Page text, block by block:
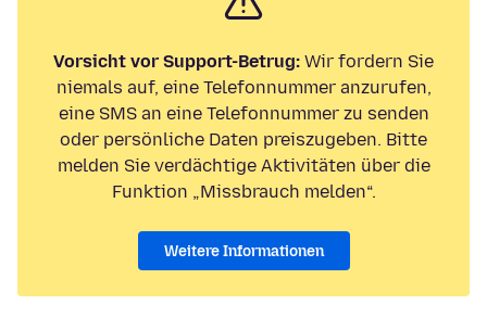
Vorsicht vor Support-Betrug: Wir fordern Sie
niemals auf, eine Telefonnummer anzurufen,
eine SMS an eine Telefonnummer zu senden
oder persönliche Daten preiszugeben. Bitte
melden Sie verdächtige Aktivitäten über die
Funktion „Missbrauch melden“.
Weitere Informationen